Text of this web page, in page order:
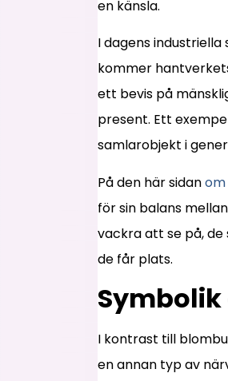
en känsla.
I dagens
kommer
ett bevis på
present. Ett
samlarobjekt i
På den här sidanom
för sin balans
vackra att se på, de
de får plats.
I kontrast till
en annan typ av